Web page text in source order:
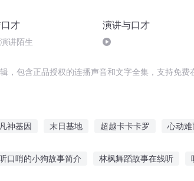
才
讲陌生
演讲与口才
，包含正品授权的连播声音和文字全集，支持免费
神基因 末日基地 超越卡卡卡罗 心动难
口哨的小狗故事简介 林枫舞蹈故事在线听